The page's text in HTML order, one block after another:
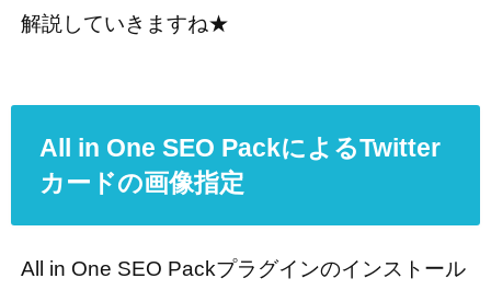
解説していきますね★
All in One SEO PackによるTwitter
カードの画像指定
All in One SEO Packプラグインのインストール